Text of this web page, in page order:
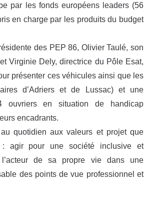
par les fonds européens leaders (56
en charge par les produits du budget
des PEP 86, Olivier Taulé, son
Virginie Dely, directrice du Pôle Esat,
présenter ces véhicules ainsi que les
d’Adriers et de Lussac) et une
ouvriers en situation de handicap
encadrants.
quotidien aux valeurs et projet que
agir pour une société inclusive et
de sa propre vie dans une
des points de vue professionnel et